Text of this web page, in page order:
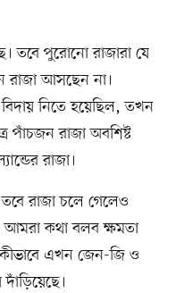
তবে পুরোনো রাজারা যে
রাজা আসছেন না।
নিতে হয়েছিল, তখন
পাঁচজন রাজা অবশিষ্ট
রাজা।
রাজা চলে গেলেও
আমরা কথা বলব ক্ষমতা
এখন জেন-জি ও